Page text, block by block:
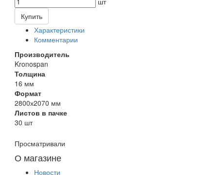
Купить
Характеристики
Комментарии
Производитель
Kronospan
Толщина
16 мм
Формат
2800х2070 мм
Листов в пачке
30 шт
Просматривали
О магазине
Новости